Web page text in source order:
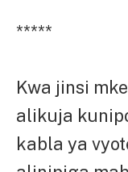
*****
Kwa jinsi
alikuja
kabla ya